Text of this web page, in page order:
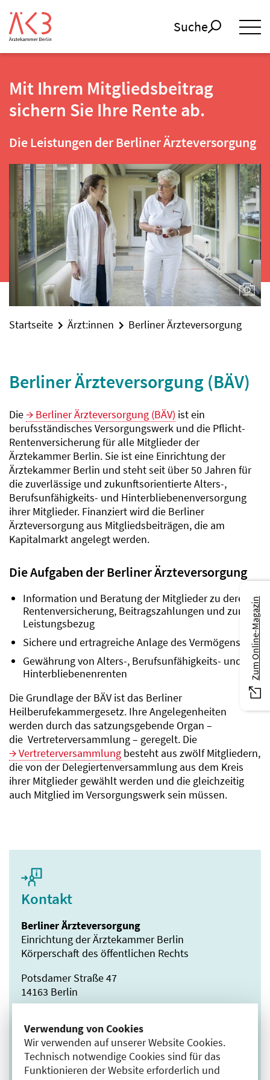
Verwendung von Cookies
Wir verwenden auf unserer Website Cookies.
Technisch notwendige Cookies sind für das
Funktionieren der Website erforderlich und
Suche
Mit Ihrem Mitgliedsbeitrag
sichern Sie Ihre Rente ab.
Die Leistungen der Berliner Ärzteversorgung
Startseite Ärzt:innen Berliner Ärzteversorgung
Berliner Ärzteversorgung (BÄV)
Die Berliner Ärzteversorgung (BÄV) ist ein
berufsständisches Versorgungswerk und die Pflicht-
Rentenversicherung für alle Mitglieder der
Ärztekammer Berlin. Sie ist eine Einrichtung der
Ärztekammer Berlin und steht seit über 50 Jahren für
die zuverlässige und zukunftsorientierte Alters-,
Berufsunfähigkeits- und Hinterbliebenenversorgung
ihrer Mitglieder. Finanziert wird die Berliner
Ärzteversorgung aus Mitgliedsbeiträgen, die am
Kapitalmarkt angelegt werden.
Die Aufgaben der Berliner Ärzteversorgung
Information und Beratung der Mitglieder zu deren
Rentenversicherung, Beitragszahlungen und zum
Leistungsbezug
Sichere und ertragreiche Anlage des Vermögens
Gewährung von Alters-, Berufsunfähigkeits- und
Hinterbliebenenrenten
Die Grundlage der BÄV ist das Berliner
Heilberufekammergesetz. Ihre Angelegenheiten
werden durch das satzungsgebende Organ –
die Vertreterversammlung – geregelt. Die
Vertreterversammlung besteht aus zwölf Mitgliedern,
die von der Delegiertenversammlung aus dem Kreis
ihrer Mitglieder gewählt werden und die gleichzeitig
auch Mitglied im Versorgungswerk sein müssen.
Kontakt
Berliner Ärzteversorgung
Einrichtung der Ärztekammer Berlin
Körperschaft des öffentlichen Rechts
Potsdamer Straße 47
14163 Berlin
F +49 30 81 60 02 - 40
E
info(at)vw-baev(punkt)de
www.vw-baev.de
Zum Online-Magazin